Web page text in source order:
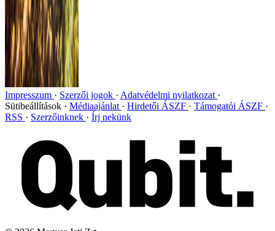
Impresszum Szerzői jogok
Adatvédelmi nyilatkozat
Sütibeállítások
Médiaajánlat Hirdetői ÁSZF
Támogatói ÁSZF
RSS
Szerzőinknek Írj nekünk